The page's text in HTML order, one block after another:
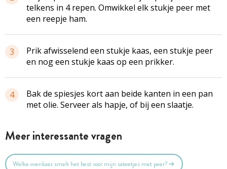
telkens in 4 repen. Omwikkel elk stukje peer met
een reepje ham.
3
Prik afwisselend een stukje kaas, een stukje peer
en nog een stukje kaas op een prikker.
4
Bak de spiesjes kort aan beide kanten in een pan
met olie. Serveer als hapje, of bij een slaatje.
Meer interessante vragen
Welke ovenkaas smelt het best voor mijn sateetjes met peer?